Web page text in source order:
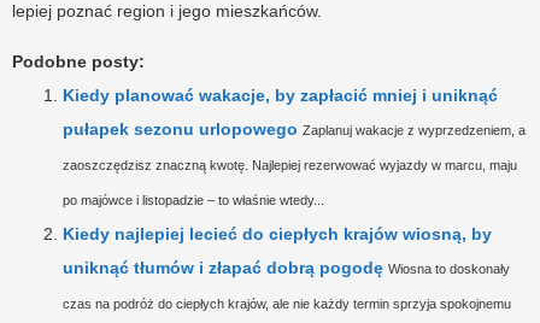
lepiej poznać region i jego mieszkańców.
Podobne posty:
Kiedy planować wakacje, by zapłacić mniej i uniknąć
pułapek sezonu urlopowego Zaplanuj wakacje z wyprzedzeniem, a
zaoszczędzisz znaczną kwotę. Najlepiej rezerwować wyjazdy w marcu, maju
po majówce i listopadzie – to właśnie wtedy...
Kiedy najlepiej lecieć do ciepłych krajów wiosną, by
uniknąć tłumów i złapać dobrą pogodę Wiosna to doskonały
czas na podróż do ciepłych krajów, ale nie każdy termin sprzyja spokojnemu